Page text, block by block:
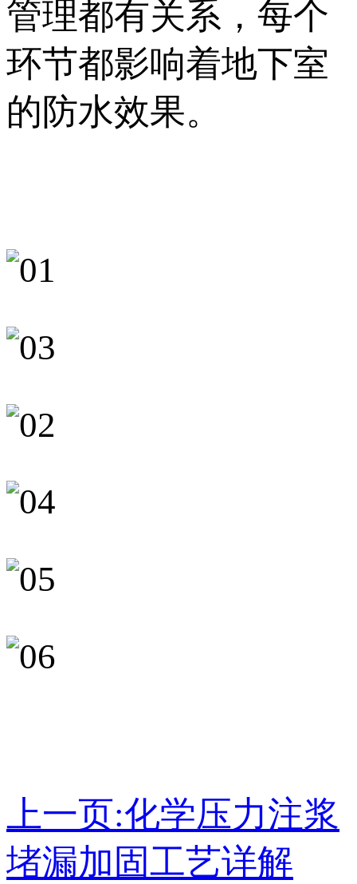
管理都有关系，每个
环节都影响着地下室
的防水效果。
上一页:化学压力注浆
堵漏加固工艺详解